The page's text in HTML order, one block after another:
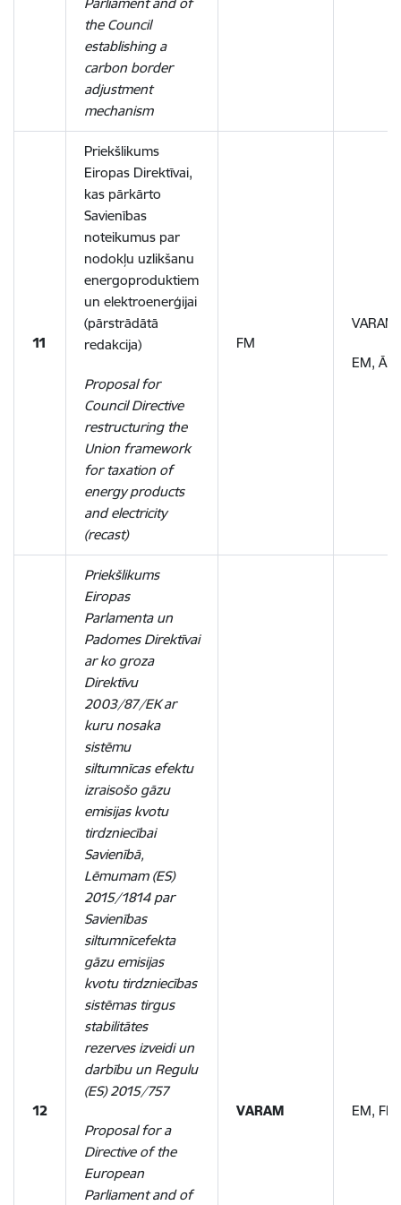
the Council
establishing a
carbon border
adjustment
mechanism
11
Priekšlikums
Eiropas Direktīvai,
kas pārkārto
Savienības
noteikumus par
nodokļu uzlikšanu
energoproduktiem
un elektroenerģijai
(pārstrādātā
redakcija)
Proposal for
Council Directive
restructuring the
Union framework
for taxation of
energy products
and electricity
(recast)
FM
EM, ĀM
12
Priekšlikums
Eiropas
Parlamenta un
PadomesDirektīvai
ar ko groza
Direktīvu
2003/87/EK ar
kuru nosaka
sistēmu
siltumnīcas efektu
izraisošo gāzu
emisijas kvotu
tirdzniecībai
Savienībā,
Lēmumam (ES)
2015/1814 par
Savienības
siltumnīcefekta
gāzu emisijas
kvotu tirdzniecības
sistēmas tirgus
stabilitātes
rezerves izveidi un
darbību un Regulu
(ES) 2015/757
Proposal for a
Directive of the
European
Parliament and of
VARAM EM,